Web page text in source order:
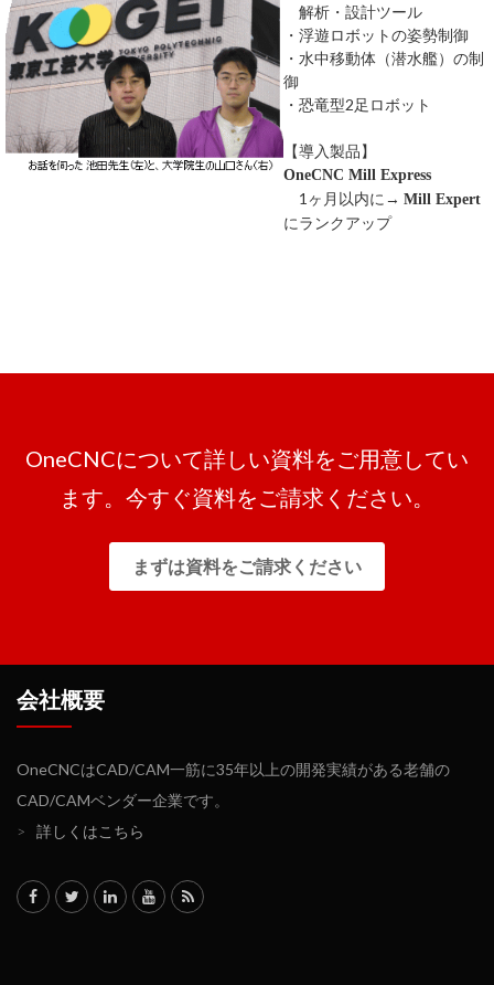
解析・設計ツール
・浮遊ロボットの姿勢制御
・水中移動体（潜水艦）の制
御
・恐竜型2足ロボット
【導入製品】
OneCNC Mill Express
1ヶ月以内に→ Mill Expert
にランクアップ
OneCNCについて詳しい資料をご用意してい
ます。今すぐ資料をご請求ください。
まずは資料をご請求ください
会社概要
OneCNCはCAD/CAM一筋に35年以上の開発実績がある老舗の
CAD/CAMベンダー企業です。
>
詳しくはこちら